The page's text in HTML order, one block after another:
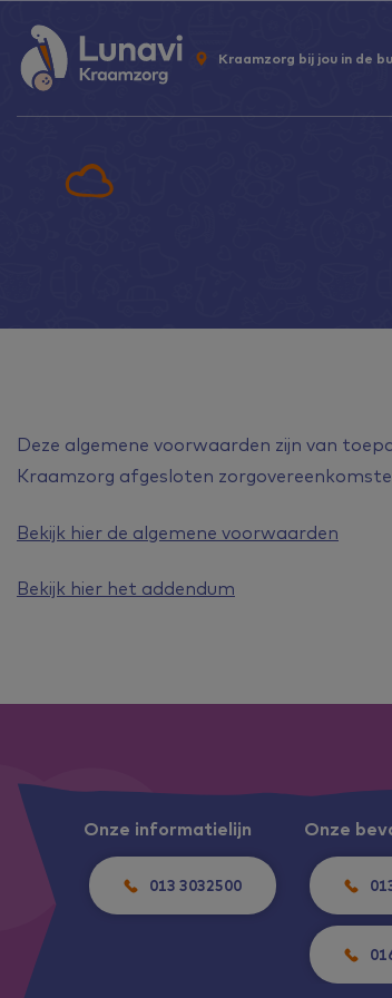
Kraamzorg bij jou in de
Deze algemene voorwaarden zijn van
Kraamzorg afgesloten
Bekijk hier de algemene voorwaarden
Bekijk hier het addendum
Onze informatielijn
013 3032500
Onze